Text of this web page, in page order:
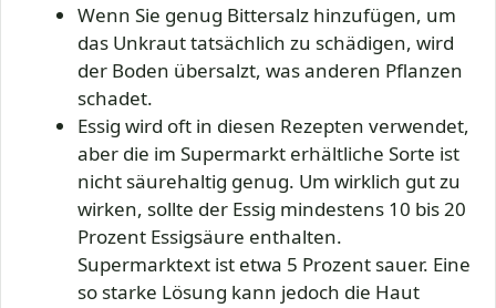
Wenn Sie genug Bittersalz hinzufügen, um
das Unkraut tatsächlich zu schädigen, wird
der Boden übersalzt, was anderen Pflanzen
schadet.
Essig wird oft in diesen Rezepten verwendet,
aber die im Supermarkt erhältliche Sorte ist
nicht säurehaltig genug. Um wirklich gut zu
wirken, sollte der Essig mindestens 10 bis 20
Prozent Essigsäure enthalten.
Supermarktext ist etwa 5 Prozent sauer. Eine
so starke Lösung kann jedoch die Haut